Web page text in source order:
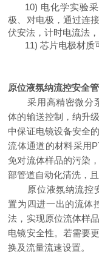
10) 电化学实验
极、对电极，通过连
伏安法，计时电流法
11)芯片电极材质
原位液氛纳流控安全
采用高精密微分
体的输送控制，纳升
中保证电镜设备安全
流体通道的材料采用
免对流体样品的污染
部管道自动化清洗，且
原位液氛纳流控
置为四进一出的流体
法，实现原位流体样
电镜安全性。若需要
换及流量流速设置。